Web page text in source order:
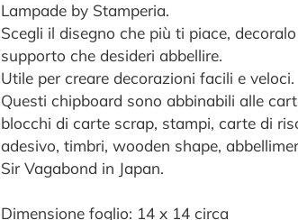
Lampade by Stamperia.
Scegli il disegno che più ti piace,
supporto che desideri abbellire.
Utile per creare decorazioni facili e veloci.
Questi chipboard sono abbinabili alle
blocchi di carte scrap, stampi, carte di
adesivo, timbri, wooden shape,
Sir Vagabond in Japan.
Dimensione foglio: 14 x 14 circa